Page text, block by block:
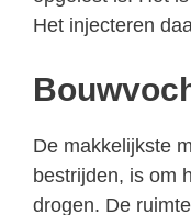
Het injecteren
De makkelijkste
bestrijden, is om
drogen. De